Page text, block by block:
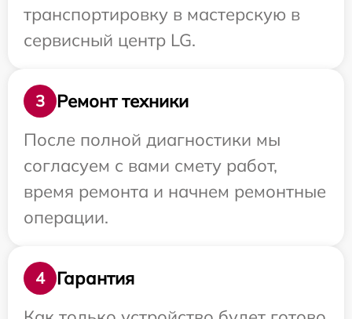
транспортировку в мастерскую в
сервисный центр LG.
3
Ремонт техники
После полной диагностики мы
согласуем с вами смету работ,
время ремонта и начнем ремонтные
операции.
4
Гарантия